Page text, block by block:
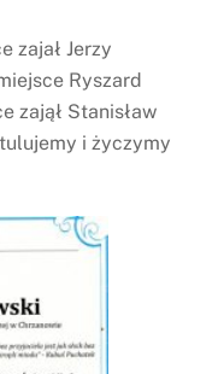
zajał Jerzy
Ryszard
zajął Stanisław
i życzymy